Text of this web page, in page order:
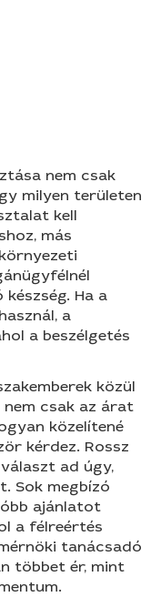
nem csak
milyen területen
kell
más
Ha a
a
a beszélgetés
közül
csak az árat
közelítené
kérdez. Rossz
ad úgy,
Sok megbízó
ajánlatot
a félreértés
tanácsadó
többet ér, mint